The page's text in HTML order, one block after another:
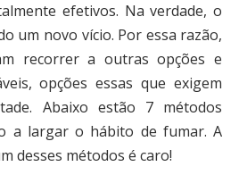
efetivos. Na verdade, o
um novo vício. Por essa razão,
recorrer a outras opções e
opções essas que exigem
Abaixo estão 7 métodos
a largar o hábito de fumar. A
desses métodos é caro!